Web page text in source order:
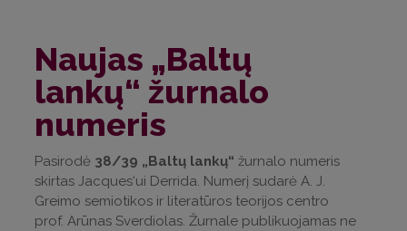
Naujas „Baltų
lankų“ žurnalo
numeris
Pasirodė 38/39 „Baltų lankų“ žurnalo numeris
skirtas Jacques‘ui Derrida. Numerį sudarė A. J.
Greimo semiotikos ir literatūros teorijos centro
prof. Arūnas Sverdiolas. Žurnale publikuojamas ne